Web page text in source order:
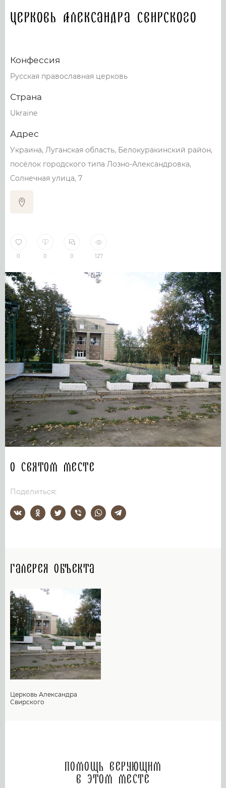
Церковь Александра Свирского
Конфессия
Русская православная церковь
Страна
Ukraine
Адрес
Украина, Луганская область, Белокуракинский район,
посёлок городского типа Лозно-Александровка,
Солнечная улица, 7
0 0 0 127
О святом месте
Поделиться:
Галерея объекта
Церковь Александра
Свирского
Помощь верующим
в этом месте